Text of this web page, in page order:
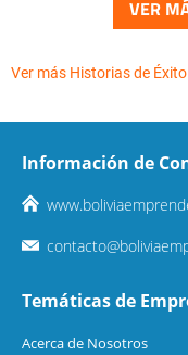
VER
Ver más Historias de Éxito
Información de
Temáticas de
Acerca de Nosotros